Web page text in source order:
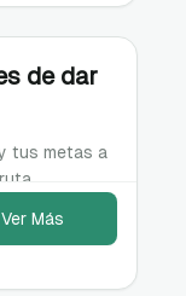
de dar
tus metas a
nivel
Ver Más